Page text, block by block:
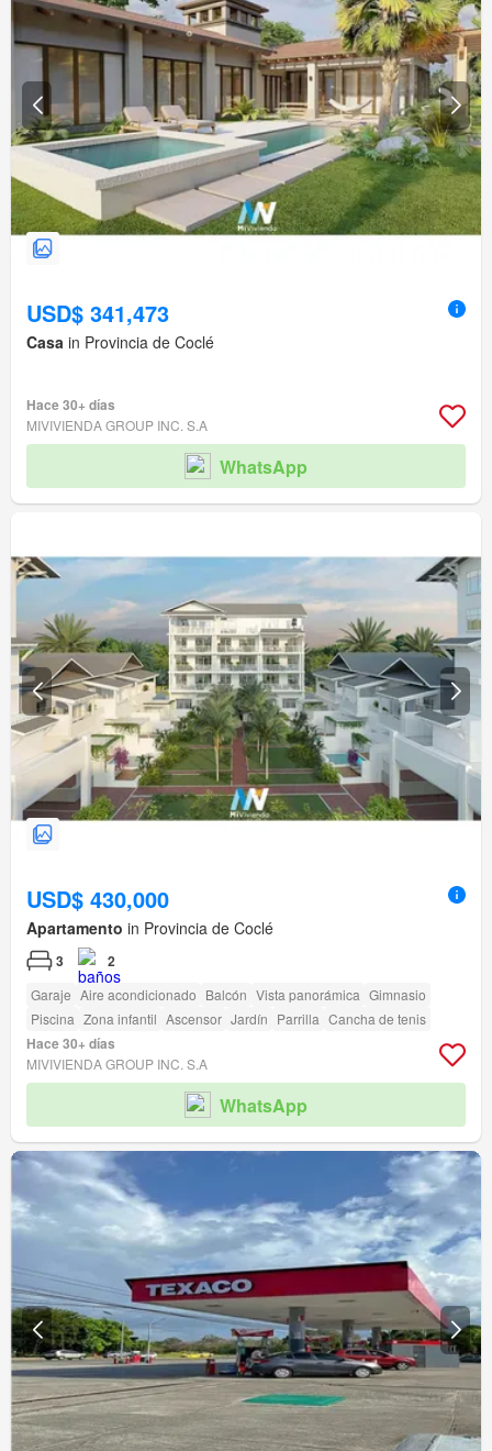
USD$ 341,473
Casa in Provincia de Coclé
Hace 30+ días
MIVIVIENDA GROUP INC. S.A
WhatsApp
USD$ 430,000
Apartamento in Provincia de Coclé
3 2
Garaje Aire acondicionado Balcón Vista panorámica Gimnasio
Piscina Zona infantil Ascensor Jardín Parrilla Cancha de tenis
Hace 30+ días
MIVIVIENDA GROUP INC. S.A
WhatsApp